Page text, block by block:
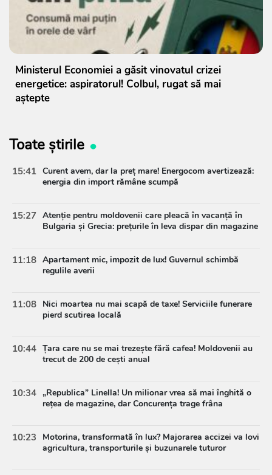
Ministerul Economiei a găsit vinovatul crizei
energetice: aspiratorul! Colbul, rugat să mai
aștepte
Toate știrile
15:41 Curent avem, dar la preț mare! Energocom avertizează:
energia din import rămâne scumpă
15:27 Atenție pentru moldovenii care pleacă în vacanță în
Bulgaria și Grecia: prețurile în leva dispar din magazine
11:18 Apartament mic, impozit de lux! Guvernul schimbă
regulile averii
11:08 Nici moartea nu mai scapă de taxe! Serviciile funerare
pierd scutirea locală
10:44 Țara care nu se mai trezește fără cafea! Moldovenii au
trecut de 200 de cești anual
10:34 „Republica” Linella! Un milionar vrea să mai înghită o
rețea de magazine, dar Concurența trage frâna
10:23
Motorina, transformată în lux? Majorarea accizei va lovi
agricultura, transporturile și buzunarele tuturor